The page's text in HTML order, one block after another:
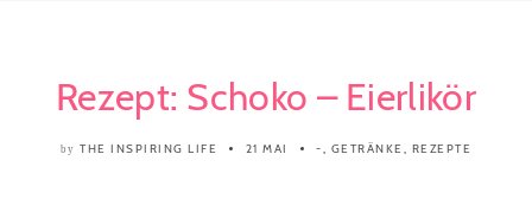
Rezept: Schoko – Eierlikör
by THE INSPIRING LIFE 21 MAI -, GETRÄNKE , REZEPTE